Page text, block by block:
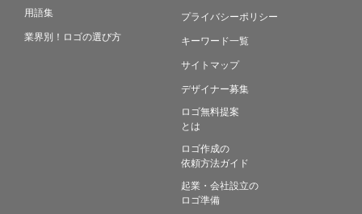
用語集
業界別！ロゴの選び方
プライバシーポリシー
キーワード一覧
サイトマップ
デザイナー募集
ロゴ無料提案
とは
ロゴ作成の
依頼方法ガイド
起業・会社設立の
ロゴ準備